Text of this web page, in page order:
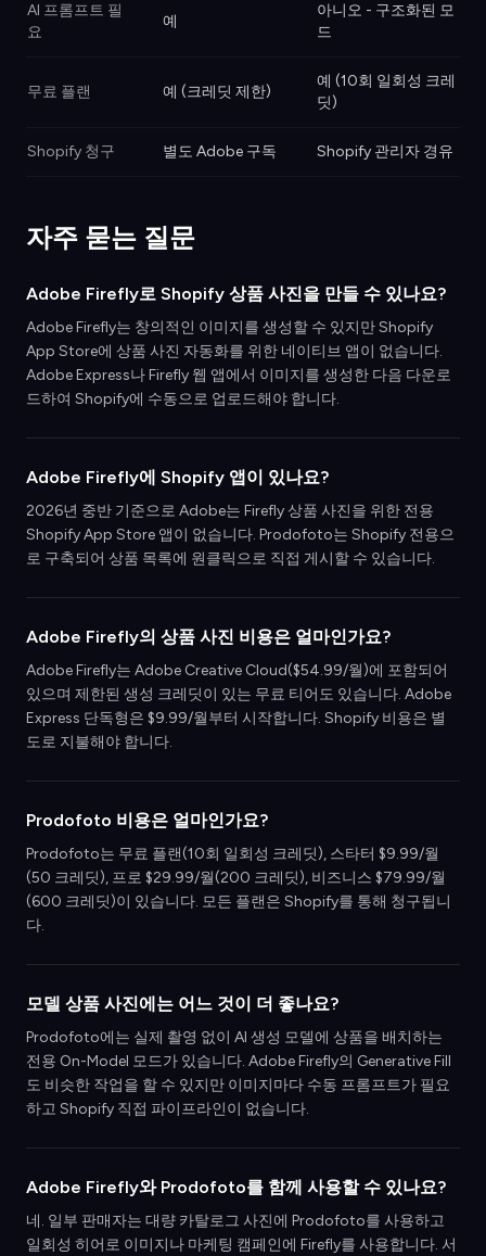
AI 프롬프트 필
요
예
아니오 - 구조화된 모
드
무료 플랜 예 (크레딧 제한)
예 (10회 일회성 크레
딧)
Shopify 청구 별도 Adobe 구독 Shopify 관리자 경유
자주 묻는 질문
Adobe Firefly로 Shopify 상품 사진을 만들 수 있나요?
Adobe Firefly는 창의적인 이미지를 생성할 수 있지만 Shopify
App Store에 상품 사진 자동화를 위한 네이티브 앱이 없습니다.
Adobe Express나 Firefly 웹 앱에서 이미지를 생성한 다음 다운로
드하여 Shopify에 수동으로 업로드해야 합니다.
Adobe Firefly에 Shopify 앱이 있나요?
2026년 중반 기준으로 Adobe는 Firefly 상품 사진을 위한 전용
Shopify App Store 앱이 없습니다. Prodofoto는 Shopify 전용으
로 구축되어 상품 목록에 원클릭으로 직접 게시할 수 있습니다.
Adobe Firefly의 상품 사진 비용은 얼마인가요?
Adobe Firefly는 Adobe Creative Cloud($54.99/월)에 포함되어
있으며 제한된 생성 크레딧이 있는 무료 티어도 있습니다. Adobe
Express 단독형은 $9.99/월부터 시작합니다. Shopify 비용은 별
도로 지불해야 합니다.
Prodofoto 비용은 얼마인가요?
Prodofoto는 무료 플랜(10회 일회성 크레딧), 스타터 $9.99/월
(50 크레딧), 프로 $29.99/월(200 크레딧), 비즈니스 $79.99/월
(600 크레딧)이 있습니다. 모든 플랜은 Shopify를 통해 청구됩니
다.
모델 상품 사진에는 어느 것이 더 좋나요?
Prodofoto에는 실제 촬영 없이 AI 생성 모델에 상품을 배치하는
전용 On-Model 모드가 있습니다. Adobe Firefly의 Generative Fill
도 비슷한 작업을 할 수 있지만 이미지마다 수동 프롬프트가 필요
하고 Shopify 직접 파이프라인이 없습니다.
Adobe Firefly와 Prodofoto를 함께 사용할 수 있나요?
네. 일부 판매자는 대량 카탈로그 사진에 Prodofoto를 사용하고
일회성 히어로 이미지나 마케팅 캠페인에 Firefly를 사용합니다. 서